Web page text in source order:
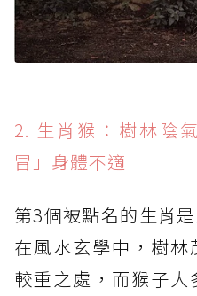
2. 生肖猴：樹林陰
冒」身體不適
第3個被點名的生肖
在風水玄學中，樹
較重之處，而猴子